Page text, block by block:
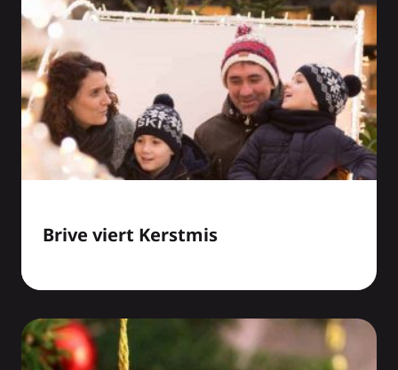
Brive viert Kerstmis